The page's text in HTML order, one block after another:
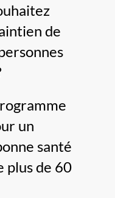
de
un
santé
plus de 60